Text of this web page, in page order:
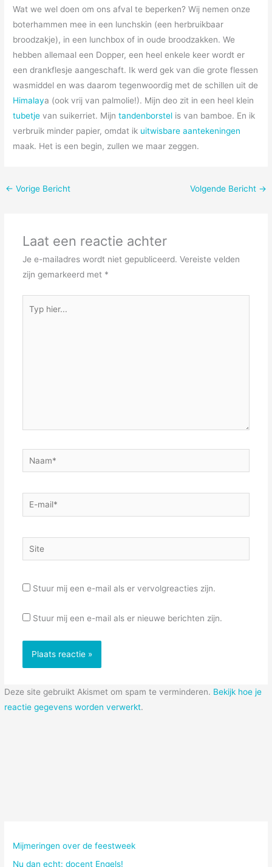
Wat we wel doen om ons afval te beperken? Wij nemen onze
boterhammen mee in een lunchskin (een herbruikbaar
broodzakje), in een lunchbox of in oude broodzakken. We
hebben allemaal een Dopper, een heel enkele keer wordt er
een drankflesje aangeschaft. Ik werd gek van die grote flessen
wasmiddel en was daarom tegenwoordig met de schillen uit de
Himalaya (ook vrij van palmolie!). Mijn deo zit in een heel klein
tubetje van suikerriet. Mijntandenborstel is van bamboe. En ik
verbruik minder papier, omdat ik uitwisbare aantekeningen
maak. Het is een begin, zullen we maar zeggen.
← Vorige Bericht Volgende Bericht →
Laat een reactie achter
Je e-mailadres wordt niet gepubliceerd. Vereiste velden
zijn gemarkeerd met *
hier...
Naam*
E-
mail*
Site
Stuur mij een e-mail als er vervolgreacties zijn.
Stuur mij een e-mail als er nieuwe berichten zijn.
Deze site gebruikt Akismet om spam te verminderen. Bekijk hoe je
reactie gegevens worden verwerkt.
Mijmeringen over de feestweek
Nu dan echt: docent Engels!